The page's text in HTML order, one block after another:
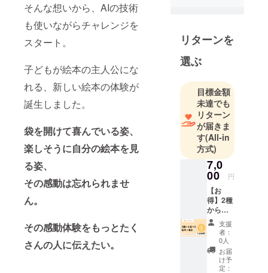
そんな想いから、AIの技術
も使いながらチャレンジを
スタート。
子どもが絵本の主人公にな
れる、新しい絵本の体験が
誕生しました。
袋を開けて喜んでいる姿、
楽しそうに自分の絵本を見
る姿、
その感動は忘れられませ
ん。
その感動体験をもっとたく
さんの人に伝えたい。
リターンを
選ぶ
目標金額
未達でも
リターン
が届きま
す(All-in
方式)
7,0
00 円
【お
得】2種
から選
べる絵
本１冊
分チ
ケット
「えほ
んにお
支援
者：
0人
お届
け予
定：